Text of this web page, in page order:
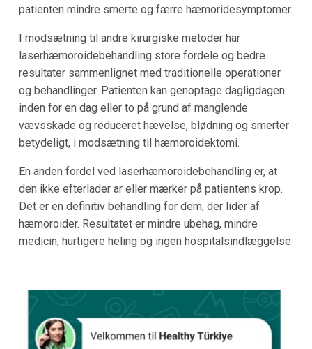
patienten mindre smerte og færre hæmoridesymptomer.
I modsætning til andre kirurgiske metoder har
laserhæmoroidebehandling store fordele og bedre
resultater sammenlignet med traditionelle operationer
og behandlinger. Patienten kan genoptage dagligdagen
inden for en dag eller to på grund af manglende
vævsskade og reduceret hævelse, blødning og smerter
betydeligt, i modsætning til hæmoroidektomi.
En anden fordel ved laserhæmoroidebehandling er, at
den ikke efterlader ar eller mærker på patientens krop.
Det er en definitiv behandling for dem, der lider af
hæmoroider. Resultatet er mindre ubehag, mindre
medicin, hurtigere heling og ingen hospitalsindlæggelse.